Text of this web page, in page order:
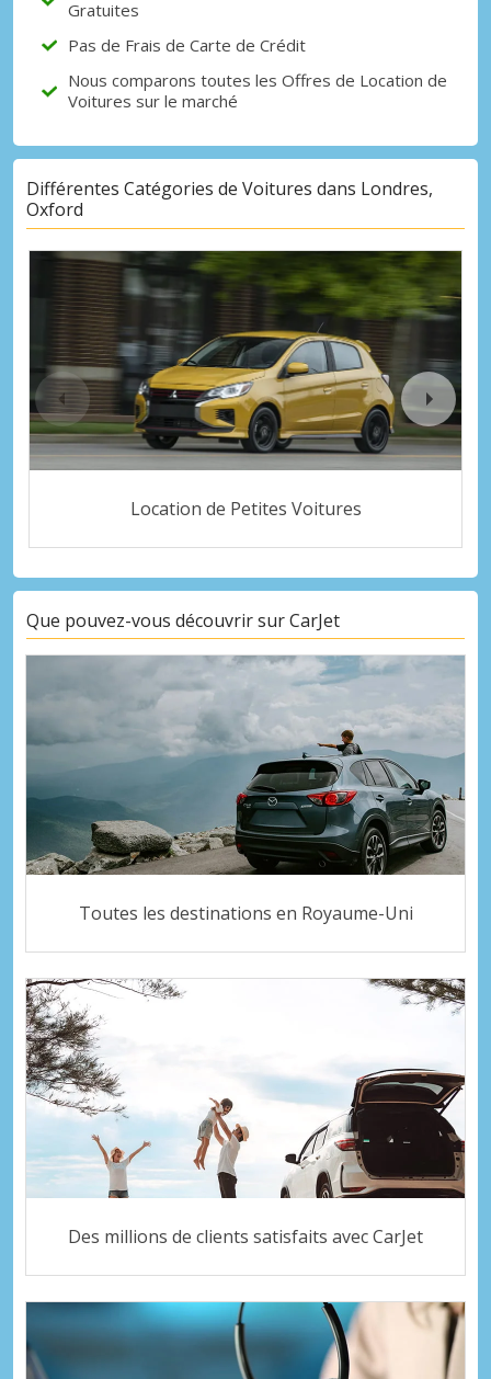
Gratuites
Pas de Frais de Carte de Crédit
Nous comparons toutes les Offres de Location de
Voitures sur le marché
Différentes Catégories de Voitures dans Londres,
Oxford
Location de Petites Voitures
Que pouvez-vous découvrir sur CarJet
Toutes les destinations en Royaume-Uni
Des millions de clients satisfaits avec CarJet